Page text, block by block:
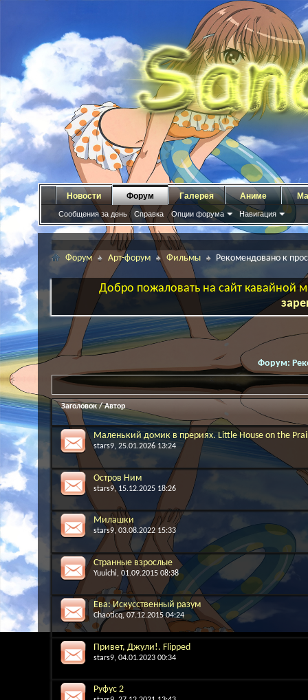
Новости Форум
Сообщения за день Справка Опции форума Навигация
Галерея Аниме
Форум Арт-форум Фильмы Рекомендовано к
Добро пожаловать на сайт кавайной
Форум:
Заголовок/Автор
Маленький домик в прериях. Little House on the
stars9, 25.01.2026 13:24
Остров Ним
stars9, 15.12.2025 18:26
Милашки
stars9, 03.08.2022 15:33
Странные взрослые
Yuuichi, 01.09.2015 08:38
Ева: Искусственный разум
Chaoticq, 07.12.2015 04:24
Привет, Джули!. Flipped
stars9, 04.01.2023 00:34
Руфус 2